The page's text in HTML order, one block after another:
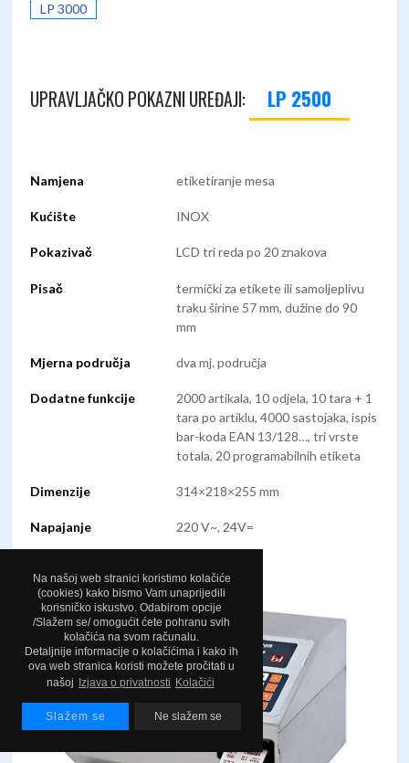
Na našoj web stranici koristimo kolačiće
(cookies) kako bismo Vam unaprijedili
korisničko iskustvo. Odabirom opcije
/Slažem se/ omogućit ćete pohranu svih
kolačića na svom računalu.
Detaljnije informacije o kolačićima i kako ih
ova web stranica koristi možete pročitati u
našoj
Izjava o privatnosti Kolačići
Slažem se Ne slažem se
LP 3000
UPRAVLJAČKO POKAZNI UREĐAJI: LP 2500
Namjena etiketiranje mesa
Kućište INOX
Pokazivač LCD tri reda po 20 znakova
Pisač
termički za etikete ili samoljeplivu
traku širine 57 mm, dužine do 90
mm
Mjerna područja dva mj. područja
Dodatne funkcije
2000 artikala, 10 odjela, 10 tara + 1
tara po artiklu, 4000 sastojaka, ispis
bar-koda EAN 13/128…, tri vrste
totala, 20 programabilnih etiketa
Dimenzije 314×218×255 mm
Napajanje 220 V~, 24V=